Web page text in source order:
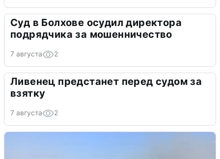
Суд в Болхове осудил директора
подрядчика за мошенничество
7 августа 2
Ливенец предстанет перед судом за
взятку
7 августа 2